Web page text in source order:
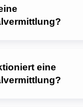
eine